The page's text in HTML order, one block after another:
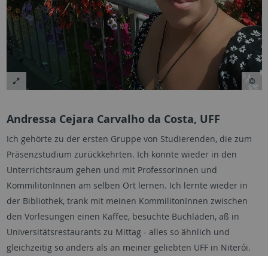
Andressa Cejara Carvalho da Costa, UFF
Ich gehörte zu der ersten Gruppe von Studierenden, die zum
Präsenzstudium zurückkehrten. Ich konnte wieder in den
Unterrichtsraum gehen und mit ProfessorInnen und
KommilitonInnen am selben Ort lernen. Ich lernte wieder in
der Bibliothek, trank mit meinen KommilitonInnen zwischen
den Vorlesungen einen Kaffee, besuchte Buchläden, aß in
Universitätsrestaurants zu Mittag - alles so ähnlich und
gleichzeitig so anders als an meiner geliebten UFF in Niterói.